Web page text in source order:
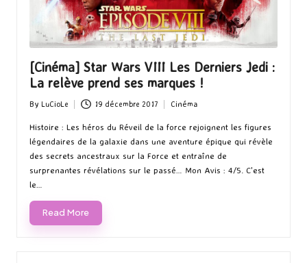
[Cinéma] Star Wars VIII Les Derniers Jedi :
La relève prend ses marques !
Posted
by
By LuCioLe 19 décembre 2017
in
Cinéma
Histoire : Les héros du Réveil de la force rejoignent les figures
légendaires de la galaxie dans une aventure épique qui révèle
des secrets ancestraux sur la Force et entraîne de
surprenantes révélations sur le passé… Mon Avis : 4/5. C'est
le…
Read More